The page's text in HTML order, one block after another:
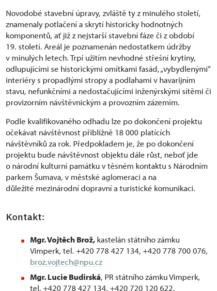
Novodobé stavební úpravy, zvláště ty z minulého století,
znamenaly potlačení a skrytí historicky hodnotných
komponentů, ať již z nejstarší stavební fáze či z období
19. století. Areál je poznamenán nedostatkem údržby
v minulých letech. Trpí užitím nevhodné střešní krytiny,
odlupujícími se historickými omítkami fasád, „vybydlenými“
interiéry s propadlými stropy a podlahami v havarijním
stavu, nefunkčními a nedostačujícími inženýrskými sítěmi či
provizorním návštěvnickým a provozním zázemím.
Podle kvalifikovaného odhadu lze po dokončení projektu
očekávat návštěvnost přibližně 18 000 platících
návštěvníků za rok. Předpokladem je, že po dokončení
projektu bude návštěvnost objektu dále růst, neboť jde
o národní kulturní památku v těsném kontaktu s Národním
parkem Šumava, v městské aglomeraci a na
důležité mezinárodní dopravní a turistické komunikaci.
Kontakt:
Mgr. Vojtěch Brož, kastelán státního zámku
Vimperk, tel. +420 778 427 134, +420 778 700 076,
broz.vojtech@npu.cz
Mgr. Lucie Budirská, PR státního zámku Vimperk,
tel. +420 778 427 134, +420 720 120 622,